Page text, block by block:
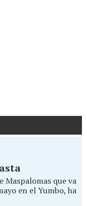
Maspalomas que va
en el Yumbo, ha